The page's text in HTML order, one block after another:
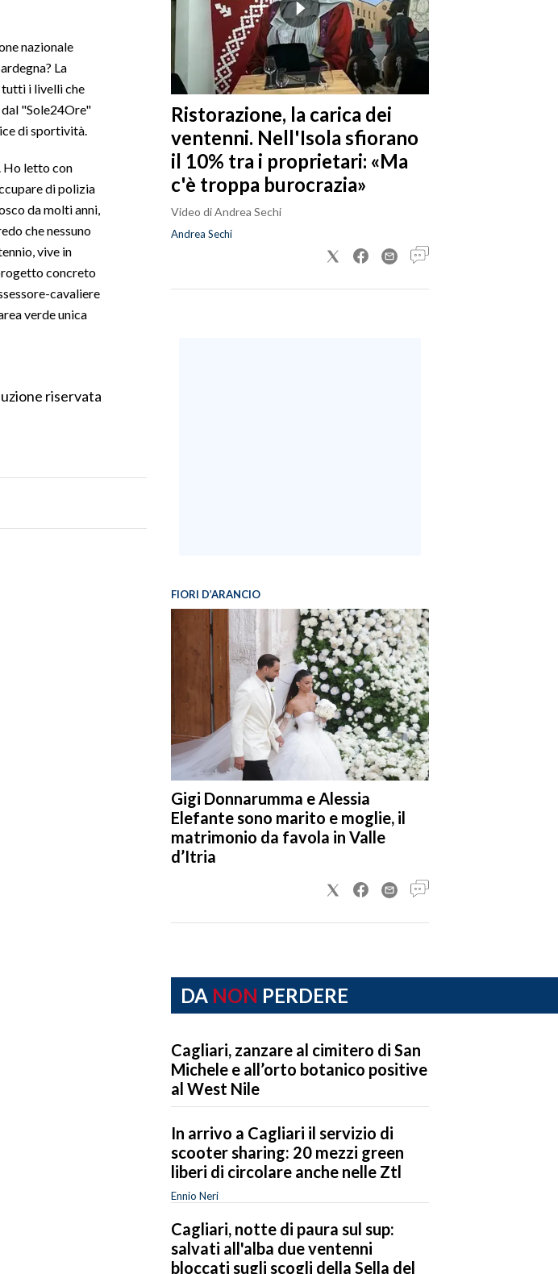
nazionale
La
tutti i livelli che
"Sole24Ore"
di sportività.
Ho letto con
di polizia
da molti anni,
che nessuno
vive in
concreto
cavaliere
verde unica
riservata
Ristorazione, la carica dei
ventenni. Nell'Isola sfiorano
il 10% tra i proprietari: «Ma
c'è troppa burocrazia»
Video di Andrea Sechi
Andrea Sechi
FIORI D’ARANCIO
Gigi Donnarumma e Alessia
Elefante sono marito e moglie, il
matrimonio da favola in Valle
d’Itria
DA NON PERDERE
Cagliari, zanzare al cimitero di San
Michele e all’orto botanico positive
al West Nile
In arrivo a Cagliari il servizio di
scooter sharing: 20 mezzi green
liberi di circolare anche nelle Ztl
Ennio Neri
Cagliari, notte di paura sul sup:
salvati all'alba due ventenni
bloccati sugli scogli della Sella del